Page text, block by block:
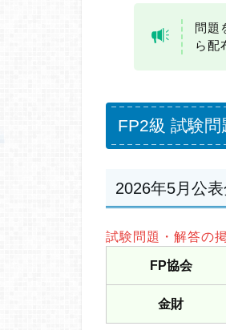
問題
ら配
FP2級 試験問
2026年5月公表
試験問題・解答の
FP協会
金財